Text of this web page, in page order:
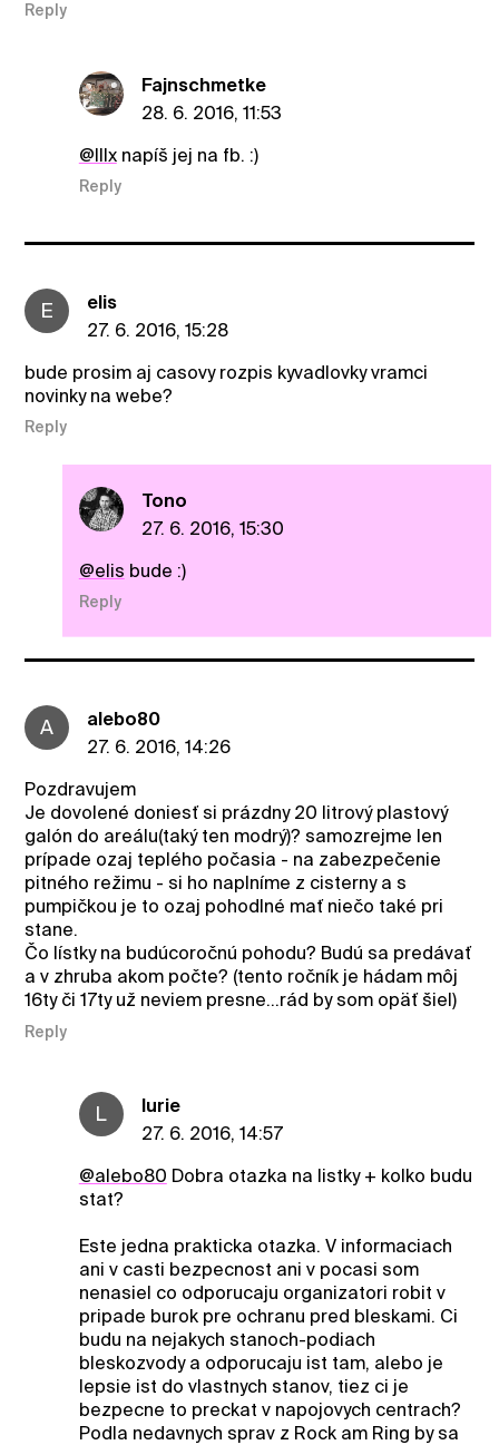
Reply
Fajnschmetke
28. 6. 2016, 11:53
@IlIxnapíš jej na fb. :)
Reply
E
elis
27. 6. 2016, 15:28
bude prosim aj casovy rozpis kyvadlovky vramci
novinky na webe?
Reply
Tono
27. 6. 2016, 15:30
@elis bude :)
Reply
A
alebo80
27. 6. 2016, 14:26
Pozdravujem
Je dovolené doniesť si prázdny 20 litrový plastový
galón do areálu(taký ten modrý)? samozrejme len
prípade ozaj teplého počasia - na zabezpečenie
pitného režimu - si ho naplníme z cisterny a s
pumpičkou je to ozaj pohodlné mať niečo také pri
stane.
Čo lístky na budúcoročnú pohodu? Budú sa predávať
a v zhruba akom počte? (tento ročník je hádam môj
16ty či 17ty už neviem presne...rád by som opäť šiel)
Reply
L
lurie
27. 6. 2016, 14:57
@alebo80 Dobra otazka na listky + kolko budu
stat?
Este jedna prakticka otazka. V informaciach
ani v casti bezpecnost ani v pocasi som
nenasiel co odporucaju organizatori robit v
pripade burok pre ochranu pred bleskami. Ci
budu na nejakych stanoch-podiach
bleskozvody a odporucaju ist tam, alebo je
lepsie ist do vlastnych stanov, tiez ci je
bezpecne to preckat v napojovych centrach?
Podla nedavnych sprav z Rock am Ring by sa